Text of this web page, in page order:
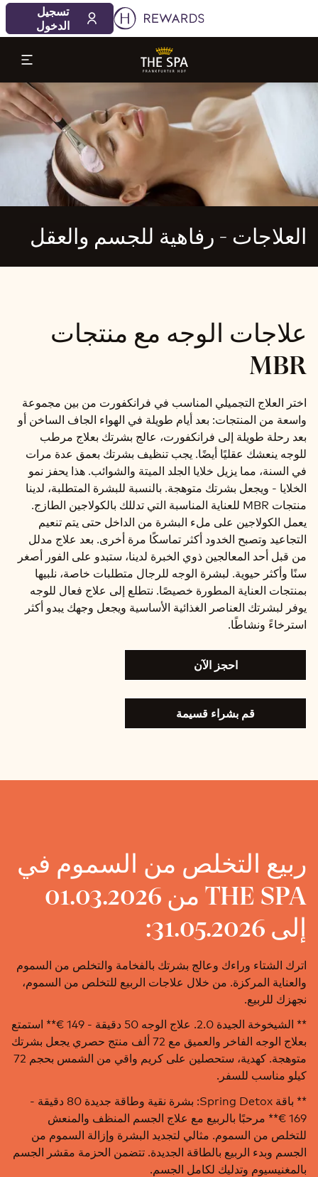
تسجيل
الدخول
الشريحة 1 من 1
العلاجات - رفاهية للجسم والعقل
علاجات الوجه مع منتجات
MBR
اختر العلاج التجميلي المناسب في فرانكفورت من بين مجموعة
واسعة من المنتجات: بعد أيام طويلة في الهواء الجاف الساخن أو
بعد رحلة طويلة إلى فرانكفورت، عالج بشرتك بعلاج مرطب
للوجه ينعشك عقليًا أيضًا. يجب تنظيف بشرتك بعمق عدة مرات
في السنة، مما يزيل خلايا الجلد الميتة والشوائب. هذا يحفز نمو
الخلايا - ويجعل بشرتك متوهجة. بالنسبة للبشرة المتطلبة، لدينا
منتجات MBR للعناية المناسبة التي تدللك بالكولاجين الطازج.
يعمل الكولاجين على ملء البشرة من الداخل حتى يتم تنعيم
التجاعيد وتصبح الخدود أكثر تماسكًا مرة أخرى. بعد علاج مدلل
من قبل أحد المعالجين ذوي الخبرة لدينا، ستبدو على الفور أصغر
سنًا وأكثر حيوية. لبشرة الوجه للرجال متطلبات خاصة، نلبيها
بمنتجات العناية المطورة خصيصًا. نتطلع إلى علاج فعال للوجه
يوفر لبشرتك العناصر الغذائية الأساسية ويجعل وجهك يبدو أكثر
استرخاءً ونشاطًا.
احجز الآن
قم بشراء قسيمة
ربيع التخلص من السموم في
THE SPA من 01.03.2026
إلى 31.05.2026:
اترك الشتاء وراءك وعالج بشرتك بالفخامة والتخلص من السموم
والعناية المركزة. من خلال علاجات الربيع للتخلص من السموم،
نجهزك للربيع.
** الشيخوخة الجيدة 2.0. علاج الوجه 50 دقيقة - 149 €** استمتع
بعلاج الوجه الفاخر والعميق مع 72 ألف منتج حصري يجعل بشرتك
متوهجة. كهدية، ستحصلين على كريم واقي من الشمس بحجم 72
كيلو مناسب للسفر.
** باقة Spring Detox: بشرة نقية وطاقة جديدة 80 دقيقة -
169 €** مرحبًا بالربيع مع علاج الجسم المنظف والمنعش
للتخلص من السموم. مثالي لتجديد البشرة وإزالة السموم من
الجسم وبدء الربيع بالطاقة الجديدة. تتضمن الحزمة مقشر الجسم
بالمغنيسيوم وتدليك لكامل الجسم.